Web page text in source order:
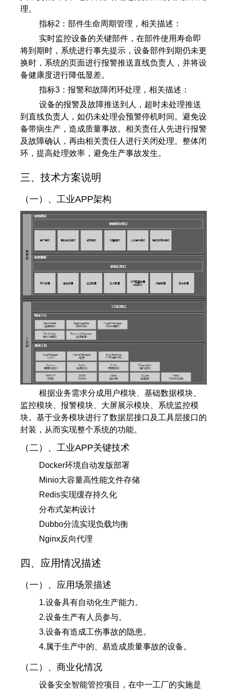
理。
指标2：部件生命周期管理，相关描述：
实时监控设备的关键部件，在部件使用寿命即
将到期时，系统进行事先提示，设备部件到期仍未更
换时，系统的页面进行报警推送直线负责人，并将设
备健康度进行降低显差。
指标3：报警和故障闭环处理，相关描述：
设备的报警及故障推送到人，超时未处理推送
到直线负责人，如仍未处理会预警停机时间。避免设
备带病生产，造成质量事故。相关责任人先进行报警
及故障确认，再由相关责任人进行关闭处理。整体闭
环，提高处理效率，避免生产事故发生。
三、技术方案说明
（一）、工业APP架构
根据业务需求分成用户模块、基础数据模块、
监控模块、报警模块、大屏展示模块、系统监控模
块。基于业务模块进行了数据层接口及工具层接口的
封装，从而实现整个系统的功能。
（二）、工业APP关键技术
Docker环境自动发版部署
Minio大容量高性能文件存储
Redis实现缓存持久化
分布式架构设计
Dubbo分流实现负载均衡
Nginx反向代理
四、应用情况描述
（一）、应用场景描述
1.设备具有自动化生产能力。
2.设备生产有人员参与。
3.设备有造成工伤事故的隐患。
4.属于生产中的、易造成质量事故的设备。
（二）、商业化情况
设备安全智能管控项目，在中一工厂的实施是